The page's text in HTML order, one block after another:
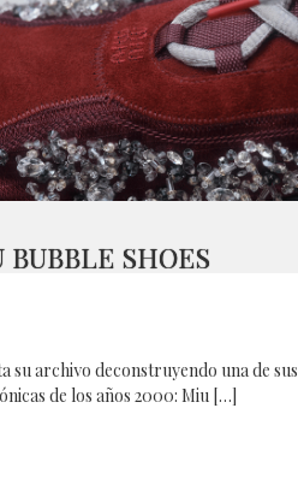
SHOES
su archivo deconstruyendo una de sus
de los años 2000: Miu […]